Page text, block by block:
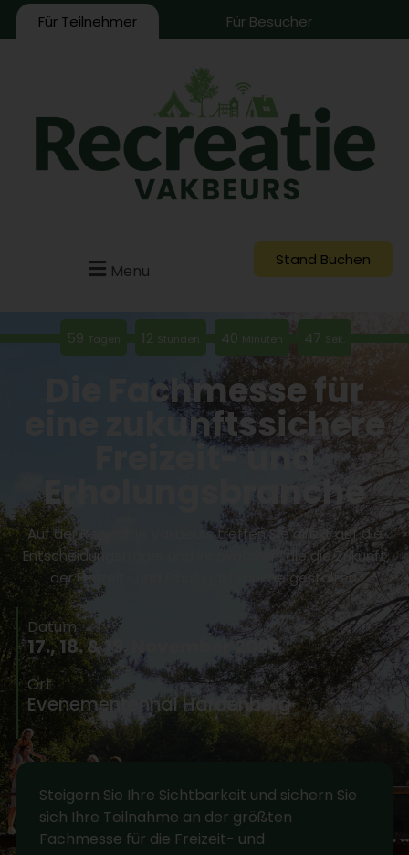
Für Teilnehmer Für Besucher
Menu
Stand Buchen
Die Fachmesse für
eine zukunftssichere
Freizeit- und
Erholungsbranche
Auf der Recreatie Vakbeurs treffen Sie direkt auf die
Entscheidungsträger und Innovatoren, die die Zukunft
der Freizeit- und Erholungsbranche gestalten.
59 Tagen 12 Stunden 40 Minuten 46 Sek.
Datum
17., 18. & 19. November 2026
Ort
Evenementenhal Hardenberg
Steigern Sie Ihre Sichtbarkeit und sichern Sie
sich Ihre Teilnahme an der größten
Fachmesse für die Freizeit- und